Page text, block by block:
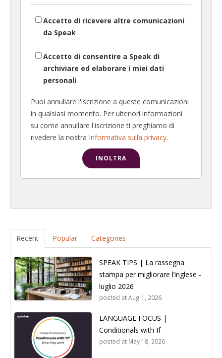
Accetto di ricevere altre comunicazioni
da Speak
Accetto di consentire a Speak di
archiviare ed elaborare i miei dati
personali
Puoi annullare l'iscrizione a queste comunicazioni
in qualsiasi momento. Per ulteriori informazioni
su come annullare l'iscrizione ti preghiamo di
rivedere la nostra Informativa sulla privacy.
Recent Popular Categories
SPEAK TIPS | La rassegna
stampa per migliorare l’inglese -
luglio 2026
posted atAug 1, 2026
LANGUAGE FOCUS |
Conditionals with If
posted at May 18, 2026